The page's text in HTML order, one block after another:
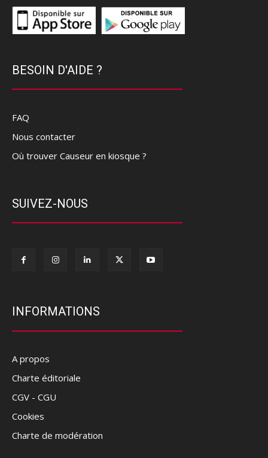
BESOIN D'AIDE ?
FAQ
Nous contacter
Où trouver Causeur en kiosque ?
SUIVEZ-NOUS
INFORMATIONS
A propos
Charte éditoriale
CGV - CGU
Cookies
Charte de modération